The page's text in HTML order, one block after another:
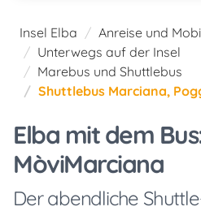
Insel Elba
Anreise und
Unterwegs auf der Insel
Marebus und Shuttlebus
Shuttlebus Marciana,
Elba mit dem
MòviMarciana
Der abendliche